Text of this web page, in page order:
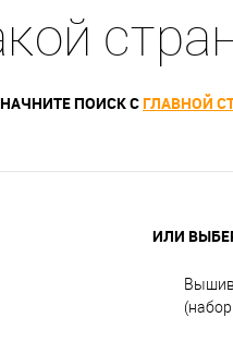
НАЧНИТЕ ПОИСК СГЛАВНОЙ
ИЛИ